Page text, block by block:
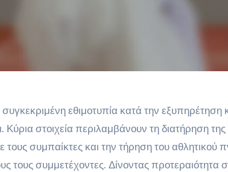
συγκεκριμένη εθιμοτυπία κατά την
Κύρια στοιχεία περιλαμβάνουν τη διατήρηση
συμπαίκτες και την τήρηση του αθλητικού
τους συμμετέχοντες. Δίνοντας προτεραιότητα